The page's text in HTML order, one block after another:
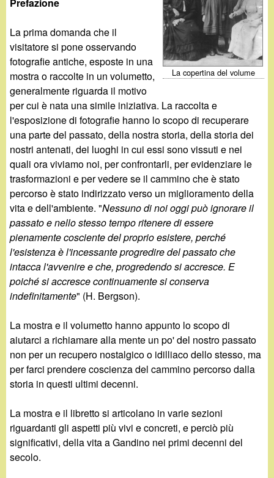
n
d
i
n
o
.
i
t
r
c
a
La copertina del volume
La prima domanda che il
visitatore si pone osservando
fotografie antiche, esposte in una
mostra o raccolte in un volumetto,
generalmente riguarda il motivo
per cui è nata una simile iniziativa. La raccolta e
l'esposizione di fotografie hanno lo scopo di recuperare
una parte del passato, della nostra storia, della storia dei
nostri antenati, dei luoghi in cui essi sono vissuti e nei
quali ora viviamo noi, per confrontarli, per evidenziare le
trasformazioni e per vedere se il cammino che è stato
percorso è stato indirizzato verso un miglioramento della
vita e dell'ambiente. "Nessuno di noi oggi può ignorare il
passato e nello stesso tempo ritenere di essere
pienamente cosciente del proprio esistere, perché
l'esistenza è l'incessante progredire del passato che
intacca l'avvenire e che, progredendo si accresce. E
poiché si accresce continuamente si conserva
indefinitamente" (H. Bergson).
La mostra e il volumetto hanno appunto lo scopo di
aiutarci a richiamare alla mente un po' del nostro passato
non per un recupero nostalgico o idilliaco dello stesso, ma
per farci prendere coscienza del cammino percorso dalla
storia in questi ultimi decenni.
La mostra e il libretto si articolano in varie sezioni
riguardanti gli aspetti più vivi e concreti, e perciò più
significativi, della vita a Gandino nei primi decenni del
secolo.